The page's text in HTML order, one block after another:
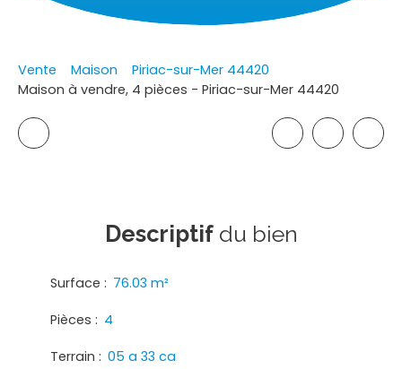
Vente Maison
Piriac-sur-Mer 44420
Maison à vendre, 4 pièces - Piriac-sur-Mer 44420
Descriptifdu bien
Surface : 76.03 m²
Pièces : 4
Terrain : 05 a 33 ca